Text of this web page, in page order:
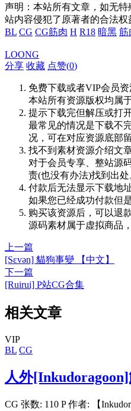
声明：本站所有文章，如无
站内容侵犯了原著者的合法权
BL CG CG筋肉 H R18 暗黑 筋
LOONG
分享 收藏 点赞(0)
免费下载或者VIP会员
本站所有资源版权均属
提示下载完但解压或打
最常见的情况是下载不
况，可在对应资源底部
找不到素材资源介绍文
对于会员专享、整站源
责(也没有办法)找到出
付款后无法显示下载地
如果您已经成功付款但
购买该资源后，可以退
源码素材属于虚拟商品
上一篇
[Sɛvən] 貓狗事變 【中文】
下一篇
[Ruirui] P站CG合集
相关文章
VIP
BL CG
人外
CG 张数: 110 P 作者: 【